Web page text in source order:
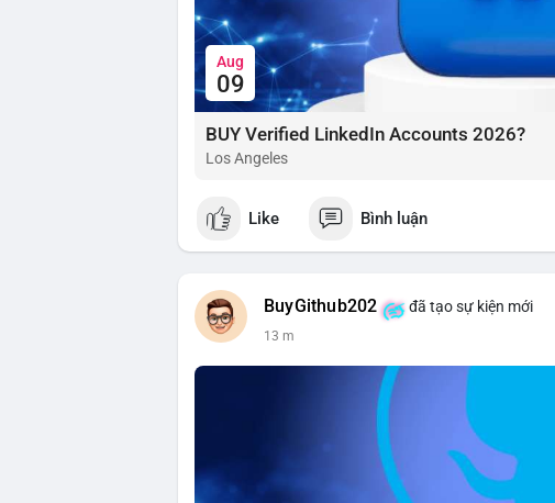
Aug
09
BUY Verified LinkedIn Accounts 2026?
Los Angeles
Like Bình luận
BuyGithub202 đã tạo sự kiện mới
13 m